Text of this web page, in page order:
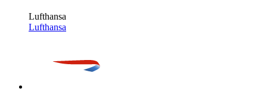
Lufthansa
Lufthansa